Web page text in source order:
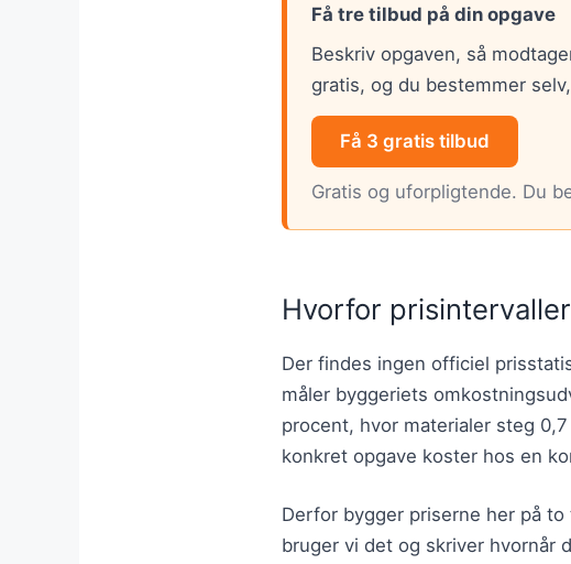
Få tre tilbud på din opgave
Beskriv opgaven, så
gratis, og du bestemmer
Få 3 gratis tilbud
Gratis og uforpligtende. Du
Hvorfor
Der findes ingen officiel
måler byggeriets
procent, hvor materialer steg
konkret opgave koster hos en
Derfor bygger priserne her på to
bruger vi det og skriver hvornår